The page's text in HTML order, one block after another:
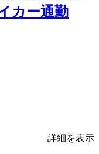
カー通勤
詳細を表示